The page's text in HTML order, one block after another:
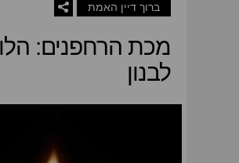
ברוך דיין האמת
מכת הרחפנים:
לבנון